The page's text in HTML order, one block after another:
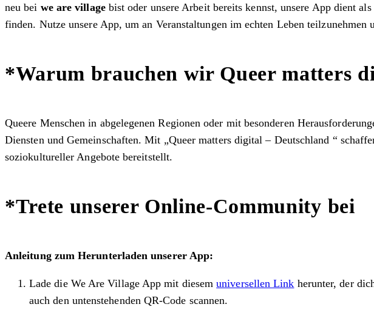
neu bei we are villagebist oder unsere Arbeit bereits kennst, unsere App dient
finden. Nutze unsere App, um an Veranstaltungen im echten Leben teilzunehmen
*Warum brauchen wir Queer matters
Queere Menschen in abgelegenen Regionen oder mit besonderen
Diensten und Gemeinschaften. Mit „Queer matters digital – Deutschland “
soziokultureller Angebote bereitstellt.
*Trete unserer Online-Community bei
Anleitung zum Herunterladen unserer App:
Lade die We Are Village App mit diesemuniversellen Link herunter, der
auch den untenstehenden QR-Code scannen.